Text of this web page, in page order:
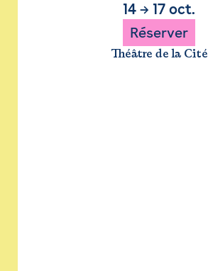
14 → 17 oct.
Réserver
Théâtre de la Cité